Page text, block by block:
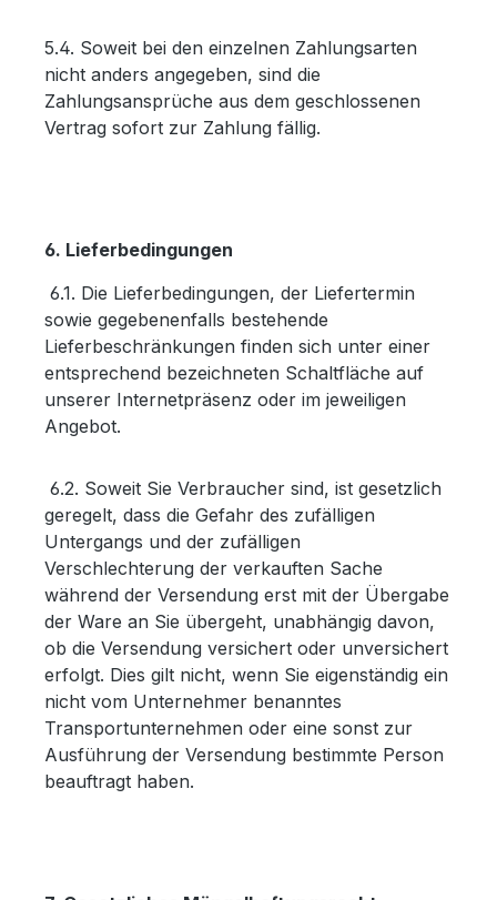
5.4. Soweit bei den einzelnen Zahlungsarten
nicht anders angegeben, sind die
Zahlungsansprüche aus dem geschlossenen
Vertrag sofort zur Zahlung fällig.
6. Lieferbedingungen
6.1. Die Lieferbedingungen, der Liefertermin
sowie gegebenenfalls bestehende
Lieferbeschränkungen finden sich unter einer
entsprechend bezeichneten Schaltfläche auf
unserer Internetpräsenz oder im jeweiligen
Angebot.
6.2. Soweit Sie Verbraucher sind, ist gesetzlich
geregelt, dass die Gefahr des zufälligen
Untergangs und der zufälligen
Verschlechterung der verkauften Sache
während der Versendung erst mit der Übergabe
der Ware an Sie übergeht, unabhängig davon,
ob die Versendung versichert oder unversichert
erfolgt. Dies gilt nicht, wenn Sie eigenständig ein
nicht vom Unternehmer benanntes
Transportunternehmen oder eine sonst zur
Ausführung der Versendung bestimmte Person
beauftragt haben.